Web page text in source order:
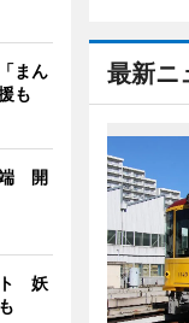
最新ニ
まん
も
端 開
ト 妖